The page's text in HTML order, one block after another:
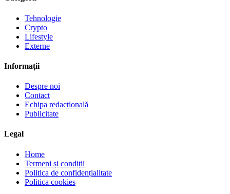
Tehnologie
Crypto
Lifestyle
Externe
Informații
Despre noi
Contact
Echipa redacțională
Publicitate
Legal
Home
Termeni și condiții
Politica de confidențialitate
Politica cookies